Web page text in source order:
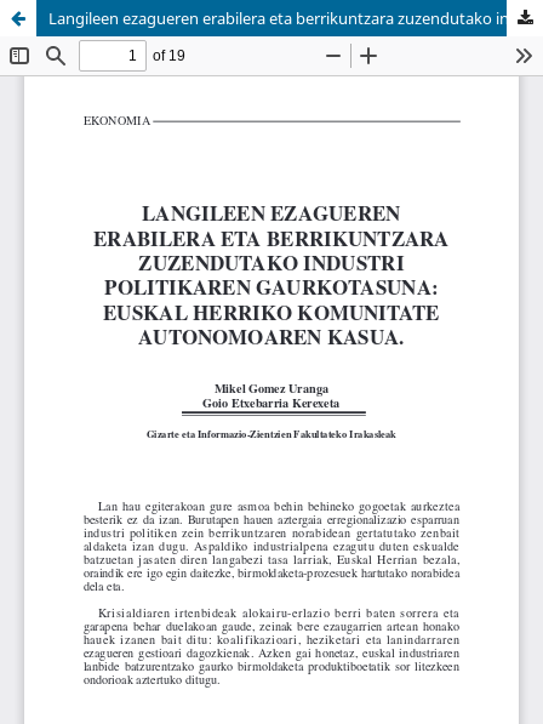
Langileen ezagueren erabilera eta berrikuntzara zuzendutako industri politikaren gaurkotasuna Euskal Herriko Komunitate Autonomoaren kasuan